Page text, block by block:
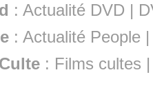
: Actualité DVD |
:Actualité People
Culte : Films cultes